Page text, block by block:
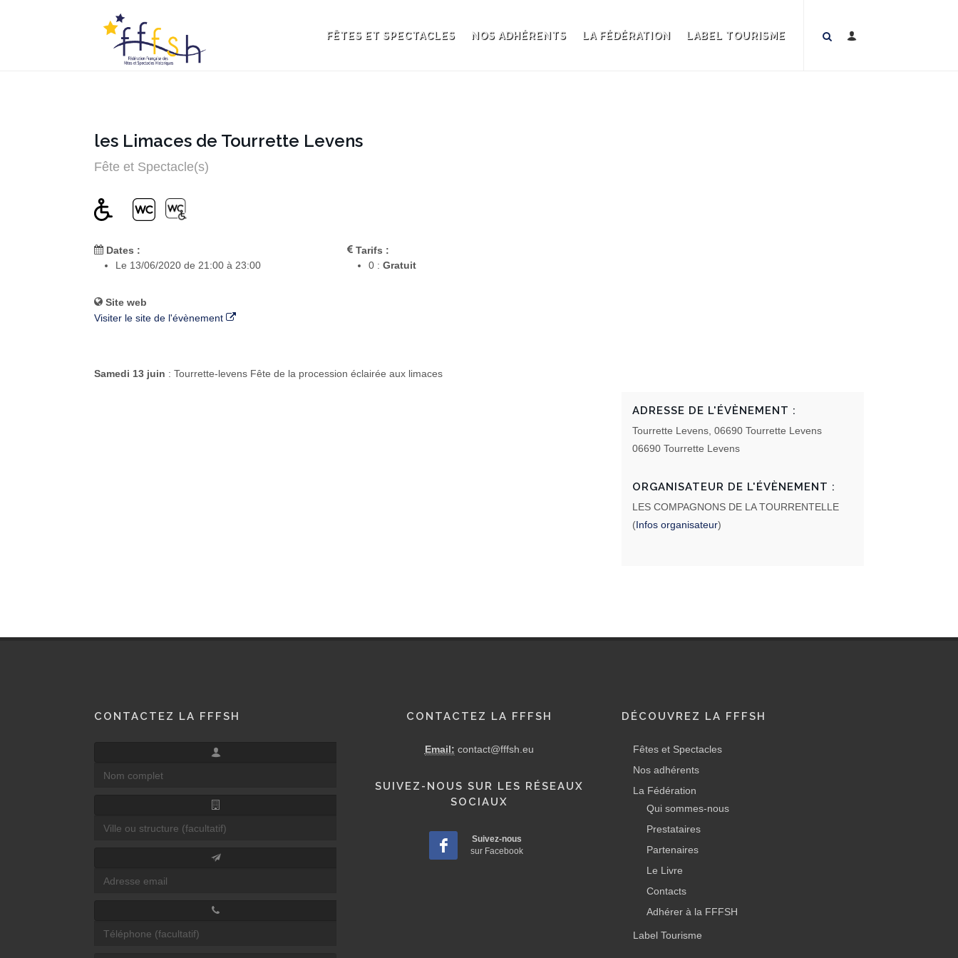
FÊTES ET SPECTACLES NOS ADHÉRENTS LA FÉDÉRATION LABEL TOURISME
les Limaces de Tourrette Levens
Fête et Spectacle(s)
Dates :
Le 13/06/2020 de 21:00 à 23:00
Tarifs :
0 : Gratuit
Site web
Visiter le site de l'évènement
Samedi 13 juin : Tourrette-levens Fête de la procession éclairée aux limaces
ADRESSE DE L'ÉVÈNEMENT :
Tourrette Levens, 06690 Tourrette Levens
06690 Tourrette Levens
ORGANISATEUR DE L'ÉVÈNEMENT :
LES COMPAGNONS DE LA TOURRENTELLE
(Infos organisateur)
CONTACTEZ LA FFFSH CONTACTEZ LA FFFSH
Email: contact@fffsh.eu
SUIVEZ-NOUS SUR LES RÉSEAUX
SOCIAUX
Suivez-nous
sur Facebook
DÉCOUVREZ LA FFFSH
Fêtes et Spectacles
Nos adhérents
La Fédération
Qui sommes-nous
Prestataires
Partenaires
Le Livre
Contacts
Adhérer à la FFFSH
Label Tourisme